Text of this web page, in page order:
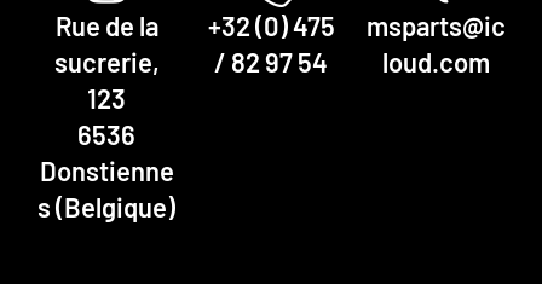
Rue de la
sucrerie,
123
6536
Donstienne
s (Belgique)
+32 (0) 475
/ 82 97 54
msparts@ic
loud.com